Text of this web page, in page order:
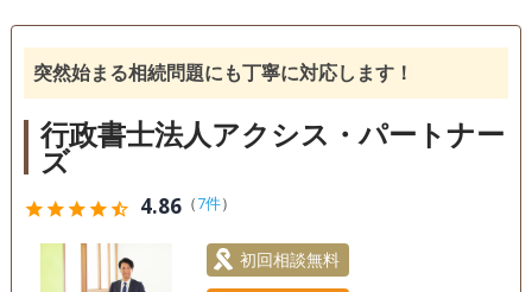
突然始まる相続問題にも丁寧に対応します！
行政書士法人アクシス・パートナー
ズ
starstarstarstarstar_half 4.86（7件）
初回相談無料